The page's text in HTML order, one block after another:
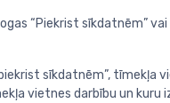
“Piekrist sīkdatnēm”
sīkdatnēm”, tīmekļa
vietnes darbību un kuru